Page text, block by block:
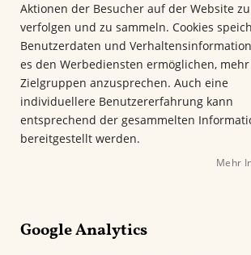
Startseite Rattray's Sterling
Z
u
E
n
d
e
i
Aktionen der Besucher auf der Website zu
verfolgen und zu sammeln. Cookies
Benutzerdaten und
es den Werbediensten ermöglichen, mehr
Zielgruppen anzusprechen. Auch eine
individuellere Benutzererfahrung kann
entsprechend der gesammelten
bereitgestellt werden.
Mehr
Google Analytics